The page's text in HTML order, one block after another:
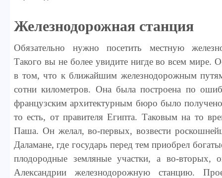
Железнодорожная станция
Обязательно нужно посетить местную
Такого вы не более увидите нигде во всем мире.
в том, что к ближайшим железнодорожным
сотни километров. Она была построена по
французским архитектурным бюро было получено
то есть, от правителя Египта. Таковым на то
Паша. Он желал, во-первых, возвести
Даламане, где государь перед тем приобрел
плодородные земляные участки, а во-вторых,
Александрии железнодорожную станцию.